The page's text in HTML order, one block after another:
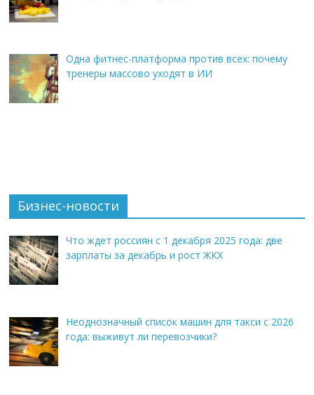
Одна фитнес-платформа против всех: почему
тренеры массово уходят в ИИ
Бизнес-новости
Что ждет россиян с 1 декабря 2025 года: две
зарплаты за декабрь и рост ЖКХ
Неоднозначный список машин для такси с 2026
года: выживут ли перевозчики?